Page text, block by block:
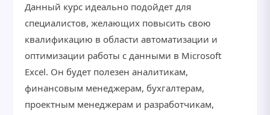
Данный курс идеально подойдет для
специалистов, желающих повысить свою
квалификацию в области автоматизации и
оптимизации работы с данными в Microsoft
Excel. Он будет полезен аналитикам,
финансовым менеджерам, бухгалтерам,
проектным менеджерам и разработчикам,